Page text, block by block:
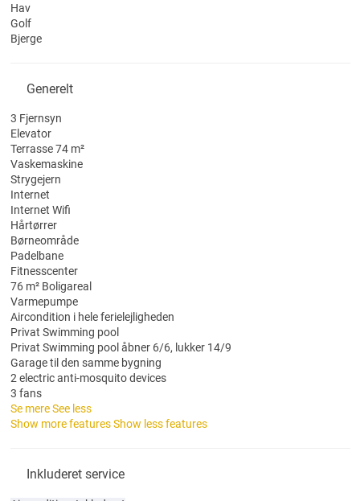
Hav
Golf
Bjerge
Generelt
3 Fjernsyn
Elevator
Terrasse 74 m²
Vaskemaskine
Strygejern
Internet
Internet Wifi
Hårtørrer
Børneområde
Padelbane
Fitnesscenter
76 m² Boligareal
Varmepumpe
Aircondition i hele ferielejligheden
Privat Swimming pool
Privat Swimming pool åbner 6/6, lukker 14/9
Garage til den samme bygning
2 electric anti-mosquito devices
3 fans
Se mereSee less
Show more features Show less features
Inkluderet service